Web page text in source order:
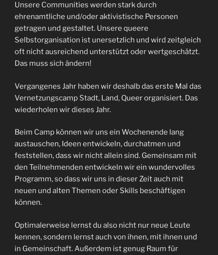
Unsere Communities werden stark durch
ehrenamtliche und/oder aktivistische Personen
getragen und gestaltet. Unsere queere
Selbstorganisation ist unersetzlich und wird zeitgleich
oft nicht ausreichend unterstützt oder wertgeschätzt.
Das muss sich ändern!
Vergangenes Jahr haben wir deshalb das erste Mal das
Vernetzungscamp Stadt, Land, Queer organisiert. Das
wiederholen wir dieses Jahr.
Beim Camp können wir uns ein Wochenende lang
austauschen, Ideen entwickeln, durchatmen und
feststellen, dass wir nicht allein sind. Gemeinsam mit
den Teilnehmenden entwickeln wir ein wundervolles
Programm, so dass wir uns in dieser Zeit auch mit
neuen und alten Themen oder Skills beschäftigen
können.
Optimalerweise lernst du also nicht nur neue Leute
kennen, sondern lernst auch von ihnen, mit ihnen und
in Gemeinschaft. Außerdem ist genug Raum für